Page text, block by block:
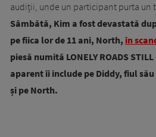
audiții, unde un participant purta un
Sâmbătă, Kim a fost devastată
pe fiica lor de 11 ani, North, în
piesă numită LONELY ROADS
aparent îi include pe Diddy, fiul
și pe North.